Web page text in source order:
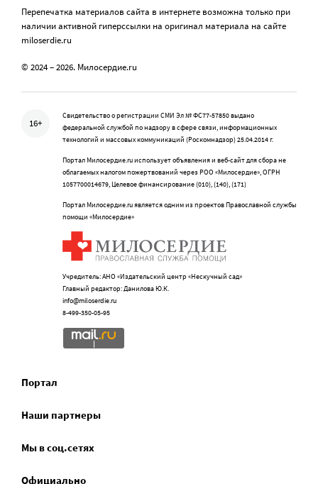
Перепечатка материалов сайта в интернете возможна только при
наличии активной гиперссылки на оригинал материала на сайте
miloserdie.ru
© 2024 – 2026. Милосердие.ru
16+
Свидетельство о регистрации СМИ Эл № ФС77-57850 выдано
федеральной службой по надзору в сфере связи, информационных
технологий и массовых коммуникаций (Роскомнадзор) 25.04.2014 г.
Портал Милосердие.ru использует объявления и веб-сайт для сбора не
облагаемых налогом пожертвований через РОО «Милосердие», ОГРН
1057700014679, Целевое финансирование (010), (140), (171)
Портал Милосердие.ru является одним из проектов Православной службы
помощи «Милосердие»
Учредитель: АНО «Издательский центр «Нескучный сад»
Главный редактор: Данилова Ю.К.
info@miloserdie.ru
8-499-350-05-95
Портал
Наши партнеры
Мы в соц.сетях
Официально